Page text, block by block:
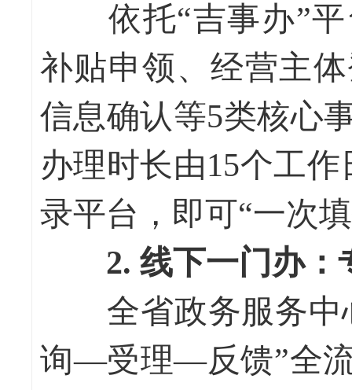
依托“吉事办”平
补贴申领、经营主
信息确认等5类核心
办理时长由15个工
录平台，即可“一次
2. 线下一门办
全省政务服务中
询—受理—反馈”全